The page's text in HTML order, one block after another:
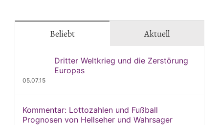
Beliebt Aktuell
Dritter Weltkrieg und die Zerstörung
Europas
05.07.15
Kommentar: Lottozahlen und Fußball
Prognosen von Hellseher und Wahrsager